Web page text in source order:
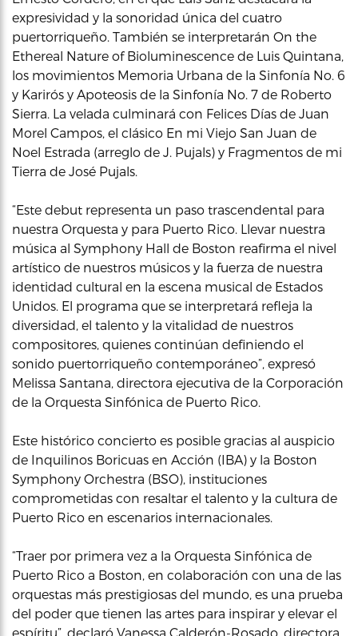
expresividad y la sonoridad única del cuatro
puertorriqueño. También se interpretarán On the
Ethereal Nature of Bioluminescence de Luis Quintana,
los movimientos Memoria Urbana de la Sinfonía No. 6
y Karirós y Apoteosis de la Sinfonía No. 7 de Roberto
Sierra. La velada culminará con Felices Días de Juan
Morel Campos, el clásico En mi Viejo San Juan de
Noel Estrada (arreglo de J. Pujals) y Fragmentos de mi
Tierra de José Pujals.
“Este debut representa un paso trascendental para
nuestra Orquesta y para Puerto Rico. Llevar nuestra
música al Symphony Hall de Boston reafirma el nivel
artístico de nuestros músicos y la fuerza de nuestra
identidad cultural en la escena musical de Estados
Unidos. El programa que se interpretará refleja la
diversidad, el talento y la vitalidad de nuestros
compositores, quienes continúan definiendo el
sonido puertorriqueño contemporáneo”, expresó
Melissa Santana, directora ejecutiva de la Corporación
de la Orquesta Sinfónica de Puerto Rico.
Este histórico concierto es posible gracias al auspicio
de Inquilinos Boricuas en Acción (IBA) y la Boston
Symphony Orchestra (BSO), instituciones
comprometidas con resaltar el talento y la cultura de
Puerto Rico en escenarios internacionales.
“Traer por primera vez a la Orquesta Sinfónica de
Puerto Rico a Boston, en colaboración con una de las
orquestas más prestigiosas del mundo, es una prueba
del poder que tienen las artes para inspirar y elevar el
espíritu”, declaró Vanessa Calderón-Rosado, directora